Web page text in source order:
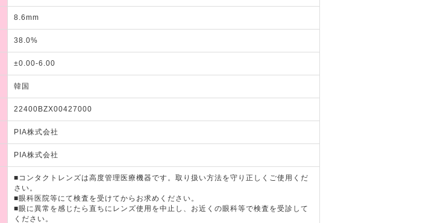
8.6mm
38.0%
±0.00-6.00
韓国
22400BZX00427000
PIA株式会社
PIA株式会社
■コンタクトレンズは高度管理医療機器です。取り扱い方法を守り正しくご使用くだ
さい。
■眼科医院等にて検査を受けてからお求めください。
■眼に異常を感じたら直ちにレンズ使用を中止し、お近くの眼科等で検査を受診して
ください。